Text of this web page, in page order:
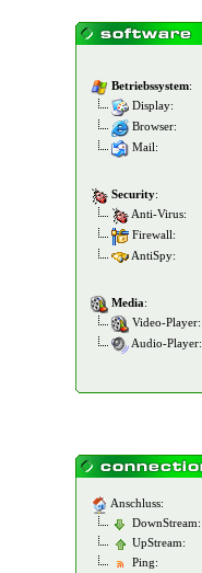
Betriebssystem:
Display:
Browser:
Mail:
Security:
Anti-Virus:
Firewall:
AntiSpy:
Media:
Video-Player:
Audio-Player:
Anschluss:
DownStream:
UpStream:
Ping: